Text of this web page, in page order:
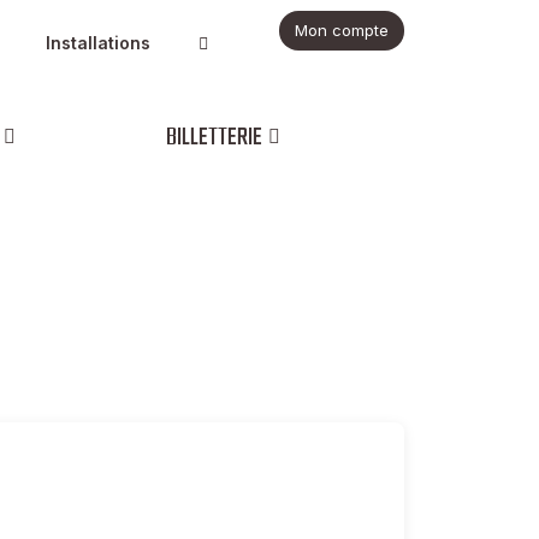
Installations
Mon compte
BILLETTERIE